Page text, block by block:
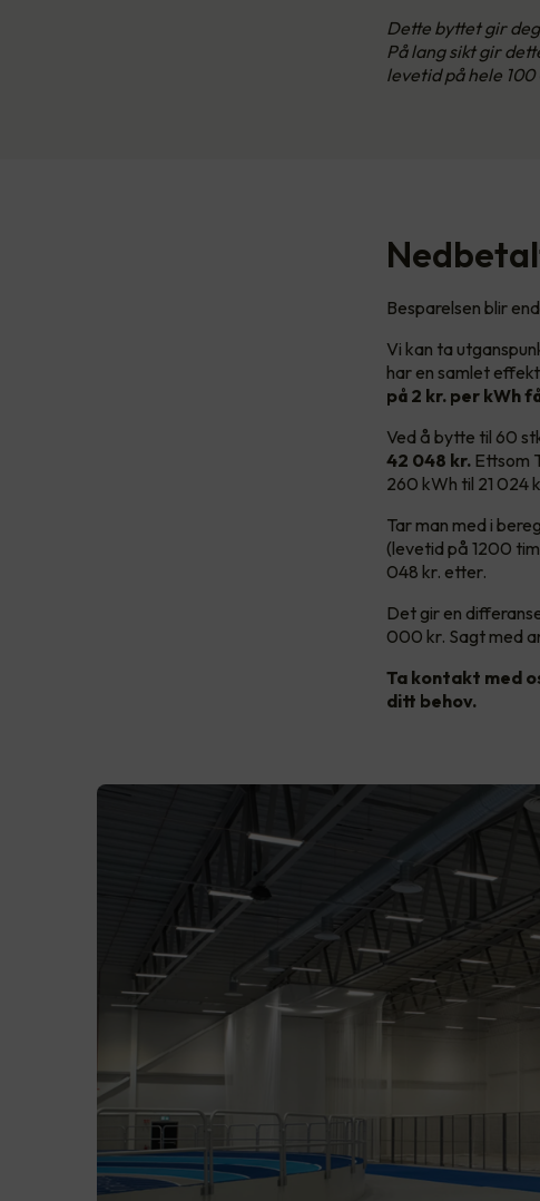
Dette byttet gir
På lang sikt gir
levetid på hele
Besparelsen blir
Vi kan ta
har en samlet
på 2 kr. per kWh
Ved å bytte til 60
42 048 kr. Ettsom
260 kWh til 21 024
Tar man med i
(levetid på 1200
048 kr. etter.
Det gir en
000 kr. Sagt med
Ta kontakt med
ditt behov.